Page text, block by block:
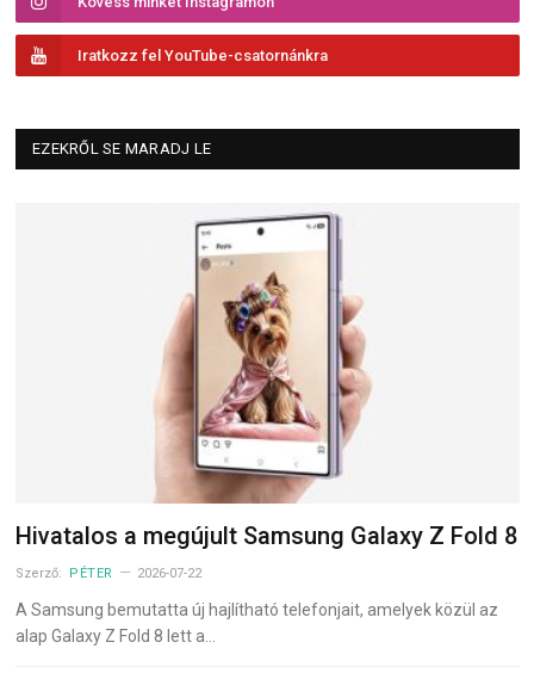
Iratkozz fel YouTube-csatornánkra
EZEKRŐL SE MARADJ LE
Hivatalos a megújult Samsung Galaxy Z Fold 8
Szerző: PÉTER 2026-07-22
A Samsung bemutatta új hajlítható telefonjait, amelyek közül az
alap Galaxy Z Fold 8 lett a…